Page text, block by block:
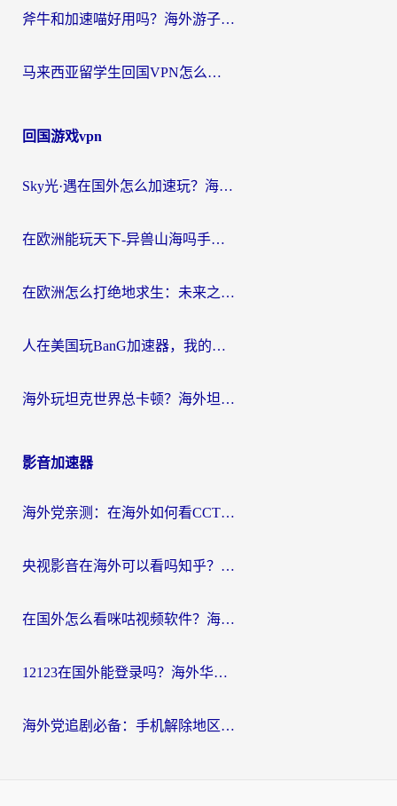
斧牛和加速喵好用吗？海外游子的真实选择困境
马来西亚留学生回国VPN怎么选？3个避坑点+1款实测好用的加速器推荐
回国游戏vpn
Sky光·遇在国外怎么加速玩？海外党亲测有效的国服游戏加速指南
在欧洲能玩天下-异兽山海吗手游？海外玩家的加速器生存指南
在欧洲怎么打绝地求生：未来之役不卡？留学生亲测的加速器避坑指南
人在美国玩BanG加速器，我的延迟终于绿了
海外玩坦克世界总卡顿？海外坦克世界加速器有哪些？实测好用的选择在这里
影音加速器
海外党亲测：在海外如何看CCTV？告别“仅限大陆播放”的实用指南
央视影音在海外可以看吗知乎？留学生亲测：3步解决地域限制+追剧自由
在国外怎么看咪咕视频软件？海外党亲测有效的回国加速方案
12123在国外能登录吗？海外华人必看的回国加速实用指南
海外党追剧必备：手机解除地区限制app怎么选？解决央视视频&国内剧地区限制全指南